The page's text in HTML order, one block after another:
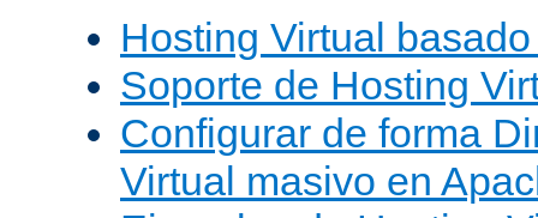
Hosting Virtual
Soporte de Hosting
Configurar de forma
Virtual masivo en